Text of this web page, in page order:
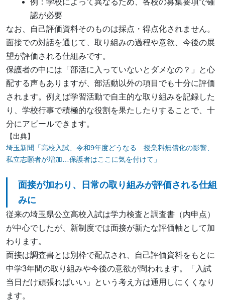
例：学校によって異なるため、各校の募集要項で確
認が必要
なお、自己評価資料そのものは採点・得点化されません。
面接での対話を通じて、取り組みの過程や意欲、今後の展
望が評価される仕組みです。
保護者の中には「部活に入っていないとダメなの？」と心
配する声もありますが、部活動以外の項目でも十分に評価
されます。例えば学習活動で自主的な取り組みを記録した
り、学校行事で積極的な役割を果たしたりすることで、十
分にアピールできます。
【出典】
埼玉新聞「高校入試、令和9年度どうなる 授業料無償化の影響、
私立志願者が増加…保護者はここに気を付けて」
面接が加わり、日常の取り組みが評価される仕組
みに
従来の埼玉県公立高校入試は学力検査と調査書（内申点）
が中心でしたが、新制度では面接が新たな評価軸として加
わります。
面接は調査書とは別枠で配点され、自己評価資料をもとに
中学3年間の取り組みや今後の意欲が問われます。「入試
当日だけ頑張ればいい」という考え方は通用しにくくなり
ます。